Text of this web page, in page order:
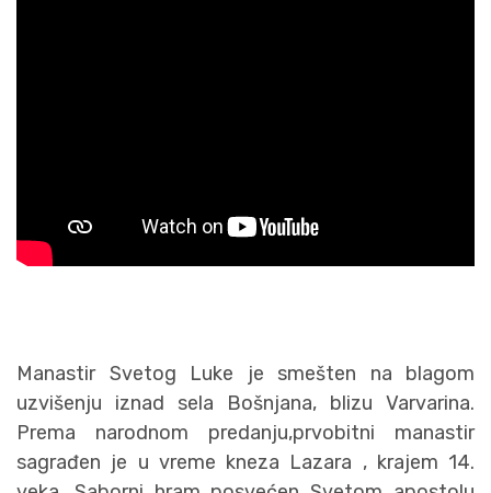
Manastir Svetog Luke je smešten na blagom
uzvišenju iznad sela Bošnjana, blizu Varvarina.
Prema narodnom predanju,prvobitni manastir
sagrađen je u vreme kneza Lazara , krajem 14.